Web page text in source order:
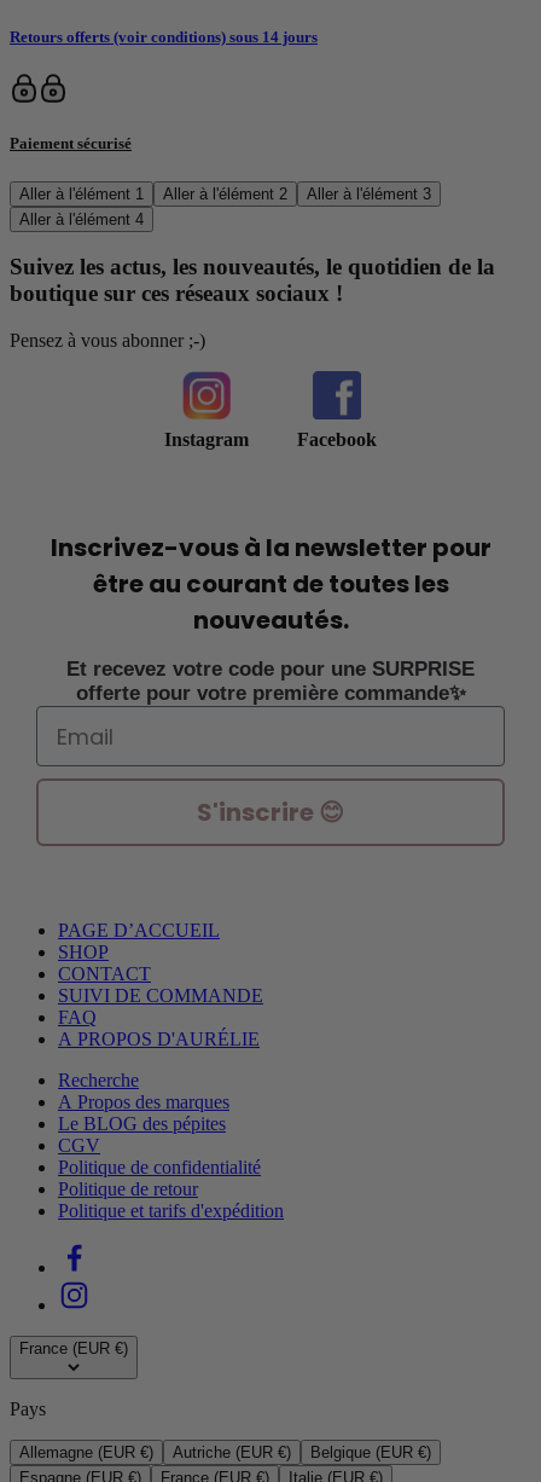
Retours offerts (voir conditions) sous 14 jours
Paiement sécurisé
Aller à l'élément 1 Aller à l'élément 2
Aller à l'élément 3
Aller à l'élément 4
Suivez les actus, les nouveautés, le quotidien de la
boutique sur ces réseaux sociaux !
Pensez à vous abonner ;-)
Instagram Facebook
Inscrivez-vous à la newsletter pour
être au courant de toutes les
nouveautés.
Et recevez votre code pour une SURPRISE
offerte pour votre première commande✨
Email
S'inscrire 😊
PAGE D’ACCUEIL
SHOP
CONTACT
SUIVI DE COMMANDE
FAQ
A PROPOS D'AURÉLIE
Recherche
A Propos des marques
Le BLOG des pépites
CGV
Politique de confidentialité
Politique de retour
Politique et tarifs d'expédition
France (EUR €)
Pays
Allemagne (EUR €) Autriche (EUR €)
Belgique (EUR €)
Espagne (EUR €)
France (EUR €) Italie (EUR €)